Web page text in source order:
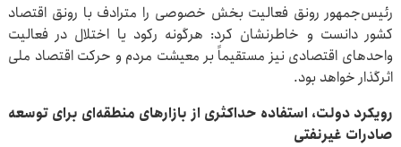
رئیس‌جمهور رونق فعالیت بخش خصوصی را مترادف با رونق اقتصاد
کشور دانست و خاطرنشان کرد: هرگونه رکود یا اختلال در فعالیت
واحدهای اقتصادی نیز مستقیماً بر معیشت مردم و حرکت اقتصاد ملی
اثرگذار خواهد بود.
رویکرد دولت، استفاده حداکثری از بازارهای منطقه‌ای برای توسعه
صادرات غیرنفتی